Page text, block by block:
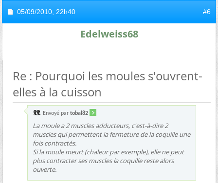
05/09/2010, 22h40 #6
Edelweiss68
Re : Pourquoi les moules s'ouvrent-
elles à la cuisson
Envoyé par tobal82
La moule a 2 muscles adducteurs, c'est-à-dire 2
muscles qui permettent la fermeture de la coquille une
fois contractés.
Si la moule meurt (chaleur par exemple), elle ne peut
plus contracter ses muscles la coquille reste alors
ouverte.